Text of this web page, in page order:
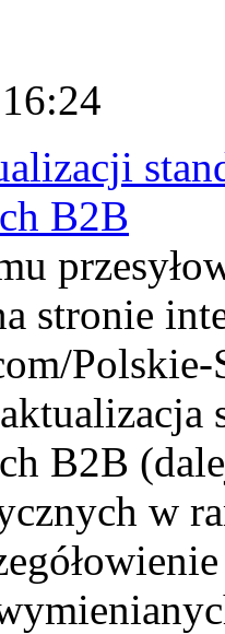
B2B
stronie
Polskie-
B2B
w